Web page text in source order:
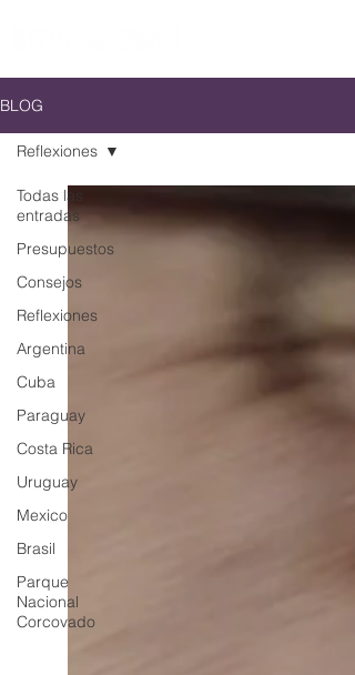
BLOG
Todas las
entradas
Presupuestos
Consejos
Reflexiones
Argentina
Cuba
Paraguay
Costa Rica
Uruguay
Mexico
Brasil
Parque
Nacional
Corcovado
Reflexiones